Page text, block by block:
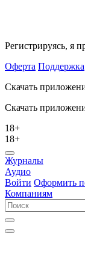
Регистрируясь, я
Оферта Поддержка
Скачать
Скачать
18+
18+
Журналы
Аудио
Войти Оформить
Компаниям